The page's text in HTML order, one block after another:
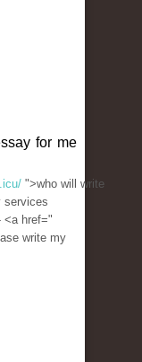
for me
">who will write
services
<a href="
write my